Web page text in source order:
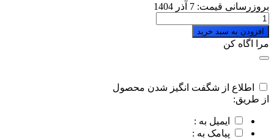
بروزرسانی قیمت: 7 آذر 1404
بند
سیلیکونی
اپل
واچ
سایز
41/40/38
متری
quantity
افزودن به سبد خرید
مرا اگاه کن
اطلاع از شگفت انگیز شدن محصول
از طریق:
ایمیل به :
پیامک به :